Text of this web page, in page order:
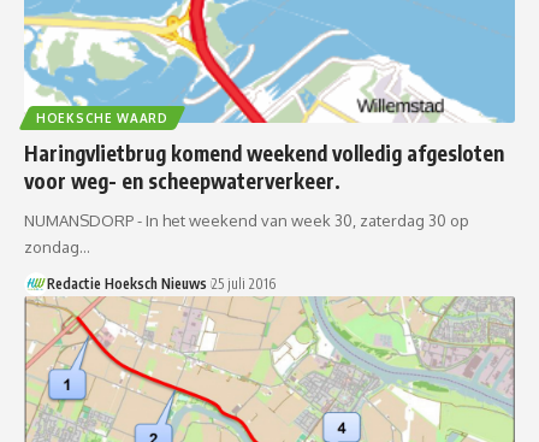
HOEKSCHE WAARD
Haringvlietbrug komend weekend volledig afgesloten
voor weg- en scheepwaterverkeer.
NUMANSDORP - In het weekend van week 30, zaterdag 30 op
zondag…
Redactie Hoeksch Nieuws 25 juli 2016